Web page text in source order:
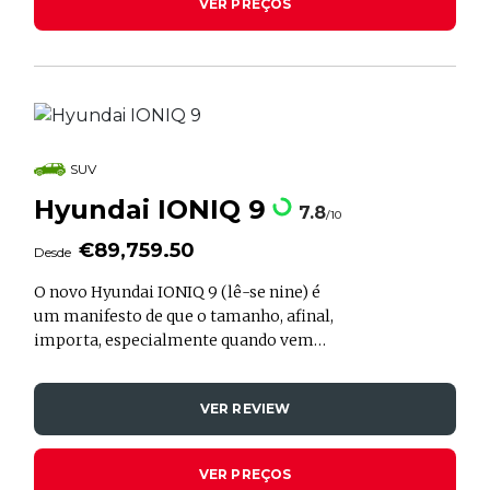
o Santa Fe está pronto para te levar. A
espaço para bagagens e para as desculpas
em modo híbrido ou híbrido plug-in.
VER PREÇOS
SUV
Hyundai IONIQ 9 7.8/10
Desde €89,759.50
O novo Hyundai IONIQ 9 (lê-se nine) é
um manifesto de que o tamanho, afinal,
importa, especialmente quando vem
filas de bancos, este modelo assume o
papel de "navio-almirante" da família
IONIQ. Assente na plataforma E-GMP,
promete oferecer o que a Hyundai chama
de "lar longe de casa", misturando a
VER REVIEW
VER PREÇOS